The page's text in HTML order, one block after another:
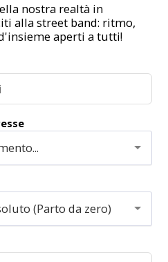
nostra realtà in
alla street band: ritmo,
aperti a tutti!
(Parto da zero)